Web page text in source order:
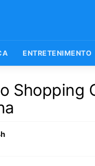
ENTRETENIMENTO
Shopping